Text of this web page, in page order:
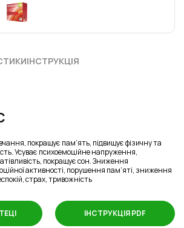
ІНСТРУКЦІЯ
покращує пам’ять, підвищує фізичну та
Усуває психоемоційне напруження,
покращує сон. Зниження
активності, порушення пам’яті, зниження
страх, тривожність
ІНСТРУКЦІЯ PDF